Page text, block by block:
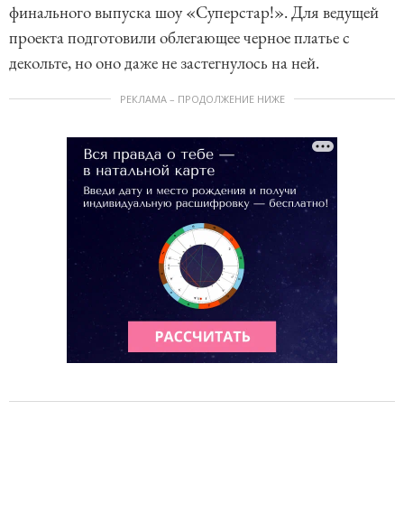
финального выпуска шоу «Суперстар!». Для ведущей
проекта подготовили облегающее черное платье с
декольте, но оно даже не застегнулось на ней.
РЕКЛАМА – ПРОДОЛЖЕНИЕ НИЖЕ